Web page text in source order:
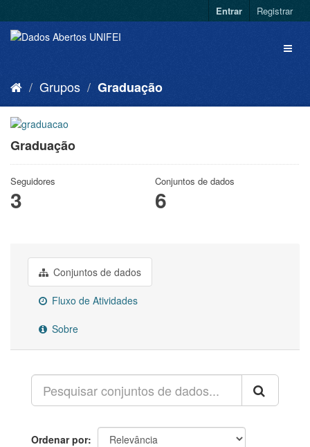
Entrar Registrar
Grupos Graduação
Graduação
Seguidores
3
Conjuntos de dados
6
Conjuntos de dados
Fluxo de Atividades
Sobre
Ordenar por